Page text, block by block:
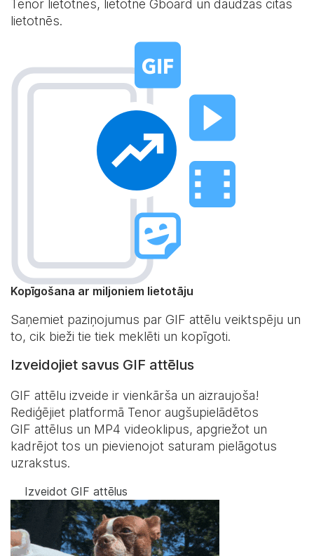
Tenor lietotnēs, lietotnē Gboard un daudzās citās
lietotnēs.
Kopīgošana ar miljoniem lietotāju
Saņemiet paziņojumus par GIF attēlu veiktspēju un
to, cik bieži tie tiek meklēti un kopīgoti.
Izveidojiet savus GIF attēlus
GIF attēlu izveide ir vienkārša un aizraujoša!
Rediģējiet platformā Tenor augšupielādētos
GIF attēlus un MP4 videoklipus, apgriežot un
kadrējot tos un pievienojot saturam pielāgotus
uzrakstus.
Izveidot GIF attēlus